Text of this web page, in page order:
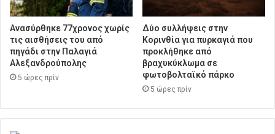
Ανασύρθηκε 77χρονος χωρίς
τις αισθήσεις του από
πηγάδι στην Παλαγιά
Αλεξανδρούπολης
5 ώρες πρίν
Δύο συλλήψεις στην
Κορινθία για πυρκαγιά που
προκλήθηκε από
βραχυκύκλωμα σε
φωτοβολταϊκό πάρκο
5 ώρες πρίν